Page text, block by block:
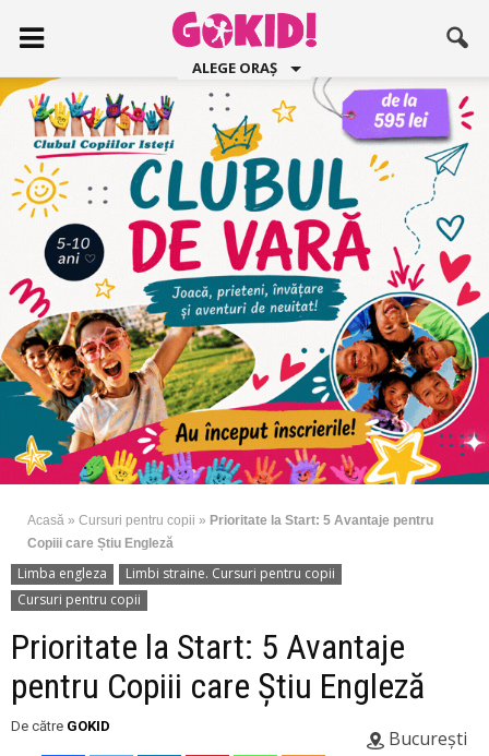
ALEGE ORAȘ
Acasă » Cursuri pentru copii » Prioritate la Start: 5 Avantaje pentru
Copiii care Știu Engleză
Limba engleza
Limbi straine. Cursuri pentru copii
Cursuri pentru copii
Prioritate la Start: 5 Avantaje
pentru Copiii care Știu Engleză
București
De către GOKID